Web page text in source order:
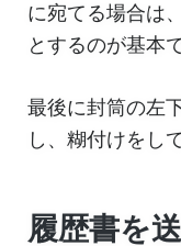
に宛てる場合
とするのが基本
最後に封筒の左
し、糊付けをし
履歴書を